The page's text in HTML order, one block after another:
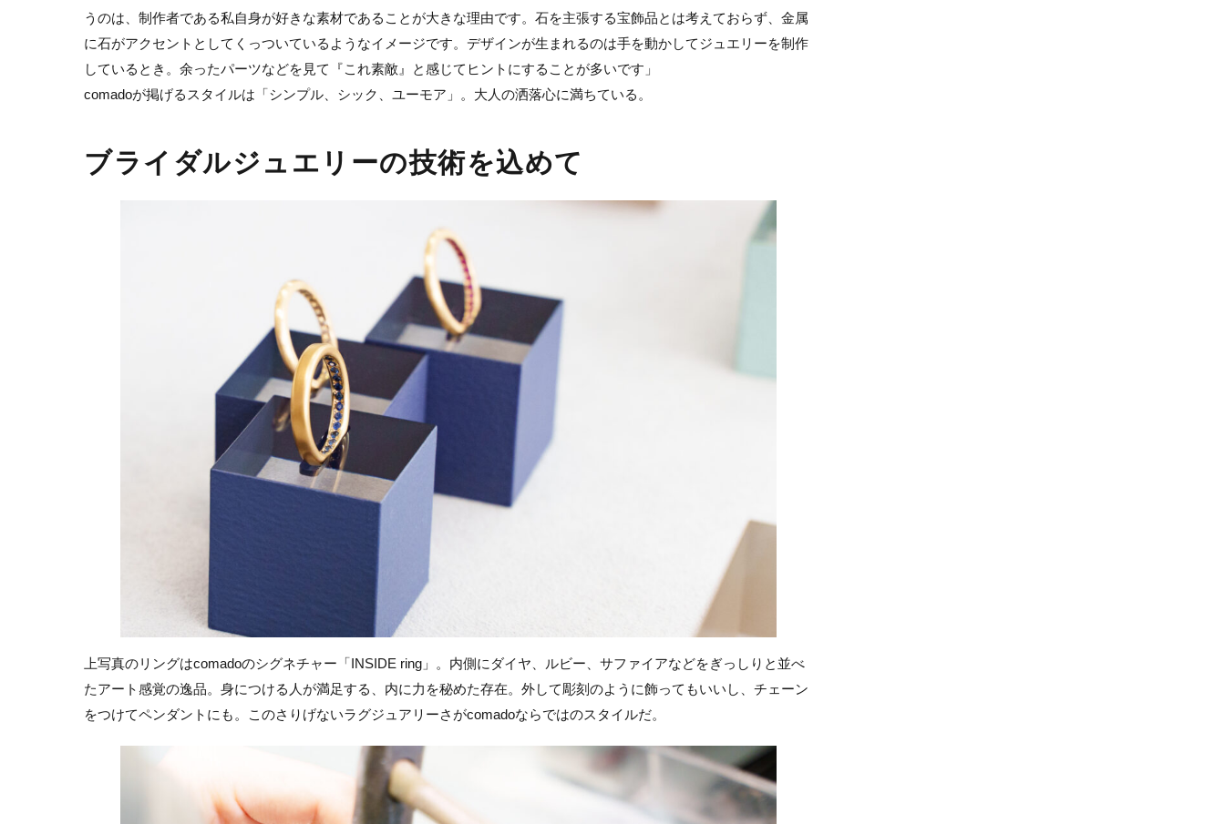
うのは、制作者である私自身が好きな素材であることが大きな理由です。石を主張する宝飾品とは考えておらず、金属
に石がアクセントとしてくっついているようなイメージです。デザインが生まれるのは手を動かしてジュエリーを制作
しているとき。余ったパーツなどを見て『これ素敵』と感じてヒントにすることが多いです」
comadoが掲げるスタイルは「シンプル、シック、ユーモア」。大人の洒落心に満ちている。
ブライダルジュエリーの技術を込めて
上写真のリングはcomadoのシグネチャー「INSIDE ring」。内側にダイヤ、ルビー、サファイアなどをぎっしりと並べ
たアート感覚の逸品。身につける人が満足する、内に力を秘めた存在。外して彫刻のように飾ってもいいし、チェーン
をつけてペンダントにも。このさりげないラグジュアリーさがcomadoならではのスタイルだ。